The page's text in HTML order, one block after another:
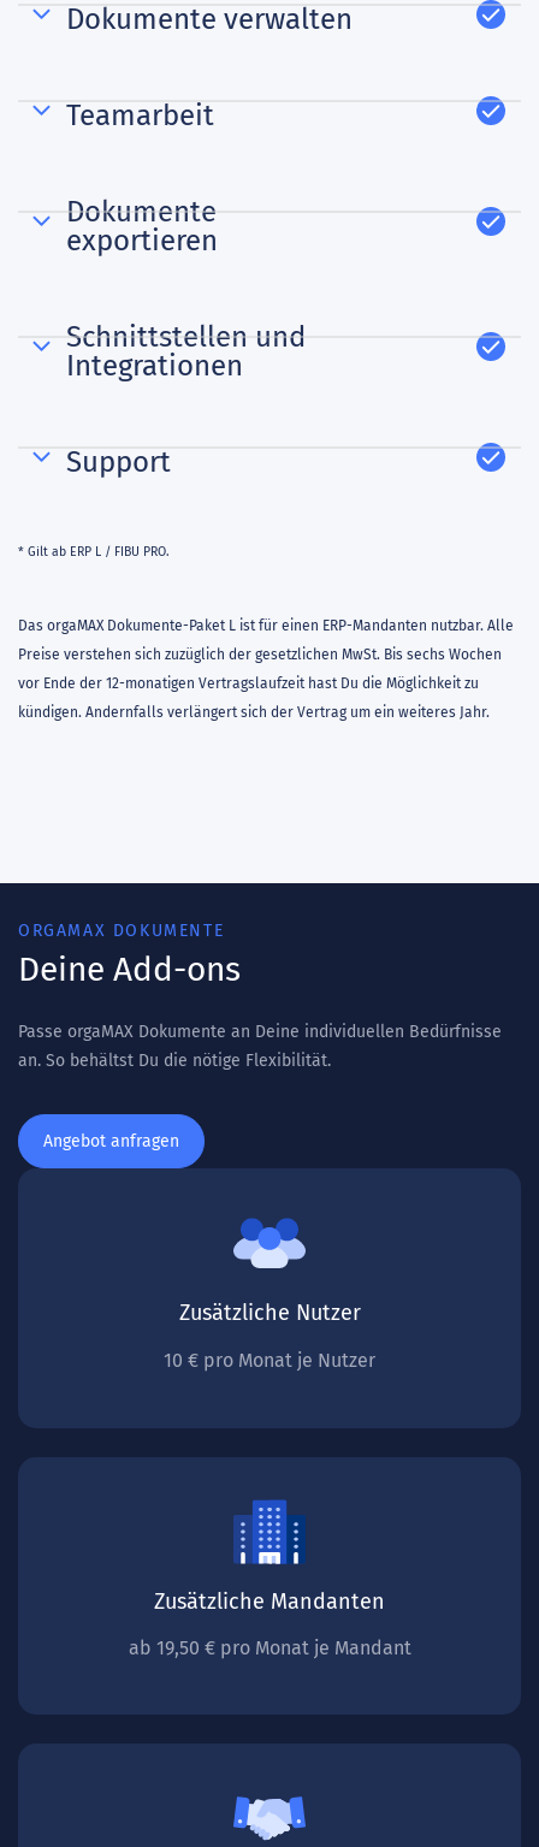
Dokumente verwalten
Teamarbeit
Dokumente
exportieren
Schnittstellen und
Integrationen
Support
* Gilt ab ERP L / FIBU PRO.
Das orgaMAX Dokumente-Paket L ist für einen ERP-Mandanten nutzbar. Alle
Preise verstehen sich zuzüglich der gesetzlichen MwSt. Bis sechs Wochen
vor Ende der 12-monatigen Vertragslaufzeit hast Du die Möglichkeit zu
kündigen. Andernfalls verlängert sich der Vertrag um ein weiteres Jahr.
ORGAMAX DOKUMENTE
Deine Add-ons
Passe orgaMAX Dokumente an Deine individuellen Bedürfnisse
an. So behältst Du die nötige Flexibilität.
Angebot anfragen
Zusätzliche Nutzer
10 € pro Monat je Nutzer
Zusätzliche Mandanten
ab 19,50 € pro Monat je Mandant